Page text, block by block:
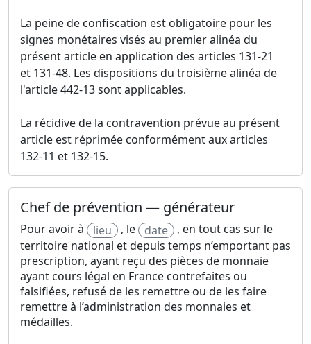
La peine de confiscation est obligatoire pour les
signes monétaires visés au premier alinéa du
présent article en application des articles 131-21
et 131-48. Les dispositions du troisième alinéa de
l'article 442-13 sont applicables.
La récidive de la contravention prévue au présent
article est réprimée conformément aux articles
132-11 et 132-15.
Chef de prévention — générateur
Pour avoir à lieu , le date
, en tout cas sur le
territoire national et depuis temps n’emportant pas
prescription, ayant reçu des pièces de monnaie
ayant cours légal en France contrefaites ou
falsifiées, refusé de les remettre ou de les faire
remettre à l’administration des monnaies et
médailles.